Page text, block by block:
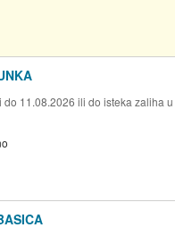
do 11.08.2026 ili do isteka zaliha u